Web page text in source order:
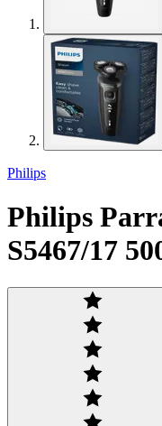
Philips
Philips
S5467/17